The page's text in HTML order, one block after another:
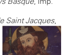
Saint Jacques,